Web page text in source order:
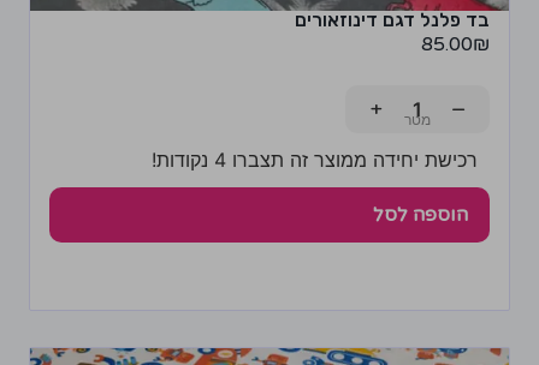
בד פלנל דגם דינוזאורים
85.00₪
−
+
רכישת יחידה ממוצר זה תצברו 4 נקודות!
הוספה לסל